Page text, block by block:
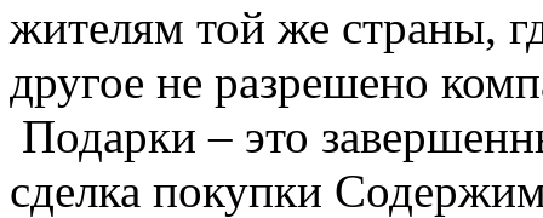
жителям той же страны,
другое не разрешено
Подарки – это
сделка покупки